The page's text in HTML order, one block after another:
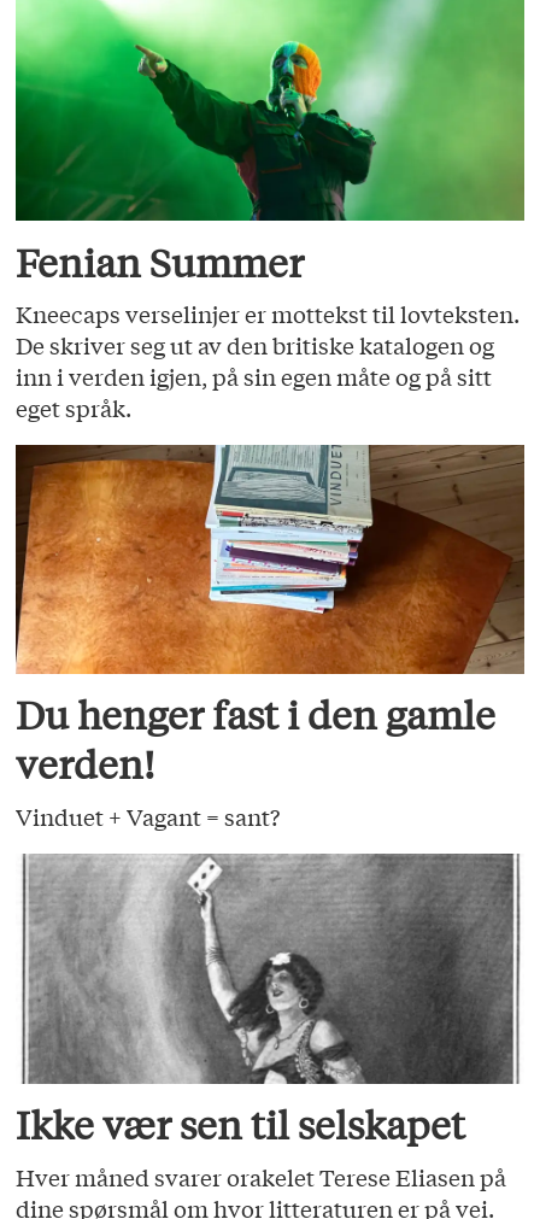
Fenian Summer
Kneecaps verselinjer er mottekst til lovteksten.
De skriver seg ut av den britiske katalogen og
inn i verden igjen, på sin egen måte og på sitt
eget språk.
Du henger fast i den gamle
verden!
Vinduet + Vagant = sant?
Ikke vær sen til selskapet
Hver måned svarer orakelet Terese Eliasen på
dine spørsmål om hvor litteraturen er på vei.